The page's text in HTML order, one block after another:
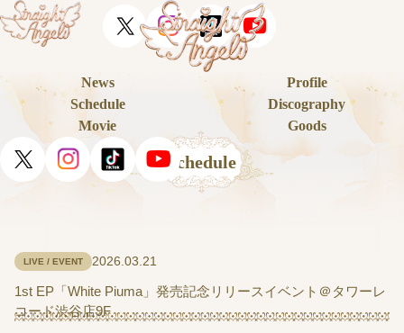
News
Profile
Schedule
Discography
Movie
Goods
Schedule
2026.03.21
LIVE / EVENT
1st EP「White Piuma」発売記念リリースイベント＠タワーレ
コード渋谷店9F